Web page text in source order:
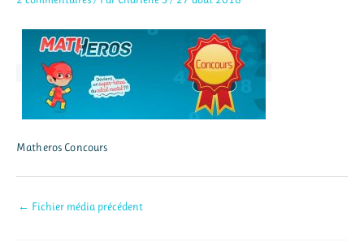
Matheros Concours
← Fichier média précédent